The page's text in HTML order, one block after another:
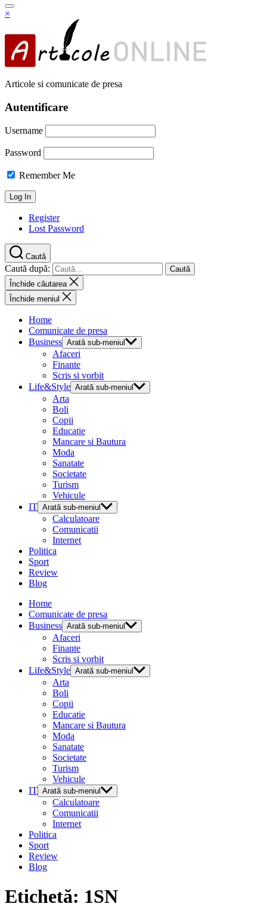
×
Articole si comunicate de presa
Autentificare
Username
Password
Remember Me
Register
Lost Password
Caută
Caută după:
Închide căutarea
Închide meniul
Home
Comunicate de presa
Business Arată sub-meniul
Afaceri
Finante
Scris si vorbit
Life&Style Arată sub-meniul
Arta
Boli
Copii
Educatie
Mancare si Bautura
Moda
Sanatate
Societate
Turism
Vehicule
IT Arată sub-meniul
Calculatoare
Comunicatii
Internet
Politica
Sport
Review
Blog
Home
Comunicate de presa
Business Arată sub-meniul
Afaceri
Finante
Scris si vorbit
Life&Style Arată sub-meniul
Arta
Boli
Copii
Educatie
Mancare si Bautura
Moda
Sanatate
Societate
Turism
Vehicule
IT Arată sub-meniul
Calculatoare
Comunicatii
Internet
Politica
Sport
Review
Blog
Etichetă: 1SN